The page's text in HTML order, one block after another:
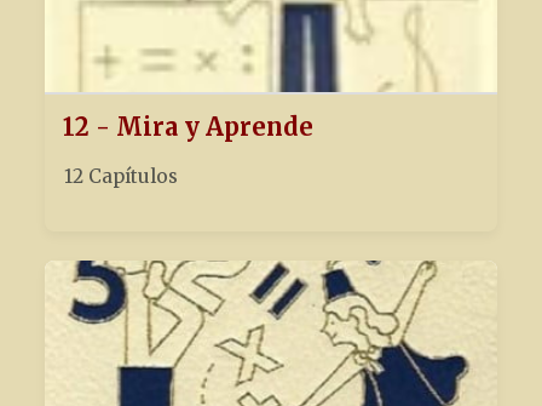
12 - Mira y Aprende
12 Capítulos